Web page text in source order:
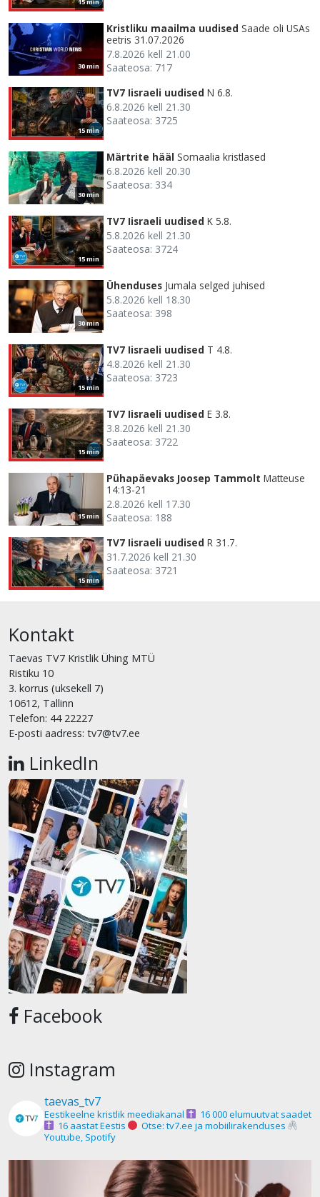
30 min
Kristliku maailma uudised Saade oli USAs
eetris 31.07.2026
7.8.2026 kell 21.00
Saateosa: 717
15 min
TV7 Iisraeli uudised N 6.8.
6.8.2026 kell 21.30
Saateosa: 3725
30 min
Märtrite hääl Somaalia kristlased
6.8.2026 kell 20.30
Saateosa: 334
15 min
TV7 Iisraeli uudised K 5.8.
5.8.2026 kell 21.30
Saateosa: 3724
30 min
Ühenduses Jumala selged juhised
5.8.2026 kell 18.30
Saateosa: 398
15 min
TV7 Iisraeli uudised T 4.8.
4.8.2026 kell 21.30
Saateosa: 3723
15 min
TV7 Iisraeli uudised E 3.8.
3.8.2026 kell 21.30
Saateosa: 3722
15 min
Pühapäevaks Joosep Tammolt Matteuse
14:13-21
2.8.2026 kell 17.30
Saateosa: 188
15 min
TV7 Iisraeli uudised R 31.7.
31.7.2026 kell 21.30
Saateosa: 3721
Kontakt
Taevas TV7 Kristlik Ühing MTÜ
Ristiku 10
3. korrus (uksekell 7)
10612, Tallinn
Telefon: 44 22227
E-posti aadress: tv7@tv7.ee
LinkedIn
Facebook
Instagram
taevas_tv7
Eestikeelne kristlik meediakanal
16 000 elumuutvat saadet
16 aastat Eestis
Otse: tv7.ee ja mobiilirakenduses
Youtube, Spotify